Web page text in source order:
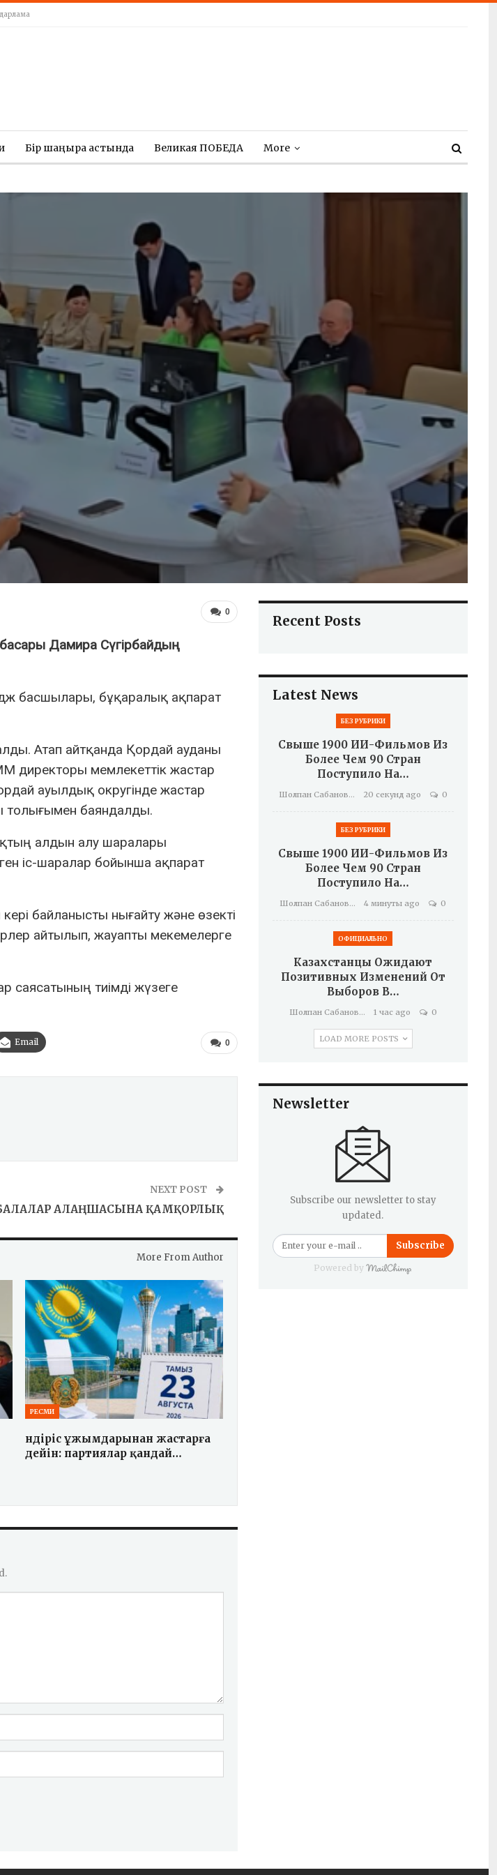
Бір шаңырақ астында Великая ПОБЕДА More
0
Дамира Сүгірбайдың
басшылары, бұқаралық ақпарат
Атап айтқанда Қордай ауданы
директоры мемлекеттік жастар
ауылдық округінде жастар
толығымен баяндалды.
алдын алу шаралары
іс-шаралар бойынша ақпарат
байланысты нығайту және өзекті
айтылып, жауапты мекемелерге
саясатының тиімді жүзеге
0
Email
NEXT POST
АЛАҢШАСЫНА ҚАМҚОРЛЫҚ
More From Author
РЕСМИ
Өндіріс ұжымдарынан жастарға
дейін: партиялар қандай…
Recent Posts
Latest News
БЕЗ РУБРИКИ
Свыше 1900 ИИ-Фильмов Из
Более Чем 90 Стран
Поступило На…
Шолпан Сабанова 20 секунд ago 0
БЕЗ РУБРИКИ
Свыше 1900 ИИ-Фильмов Из
Более Чем 90 Стран
Поступило На…
Шолпан Сабанова 4 минуты ago 0
ОФИЦИАЛЬНО
Казахстанцы Ожидают
Позитивных Изменений От
Выборов В…
Шолпан Сабанова 1 час ago 0
LOAD MORE POSTS
Newsletter
Subscribe our newsletter to stay
updated.
Subscribe
Powered by